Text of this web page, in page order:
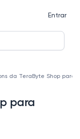
Entrar
da TeraByte Shop para
para